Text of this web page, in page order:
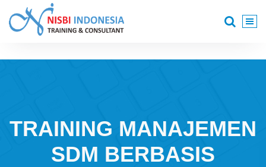
content
TRAINING MANAJEMEN
SDM BERBASIS